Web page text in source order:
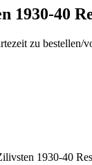
1930-40
zu bestellen/
1930-40